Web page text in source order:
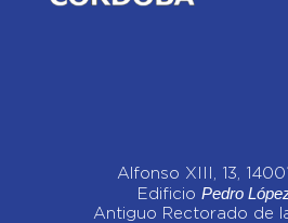
Alfonso XIII, 13,
Edificio Pedro
Antiguo Rectorado de